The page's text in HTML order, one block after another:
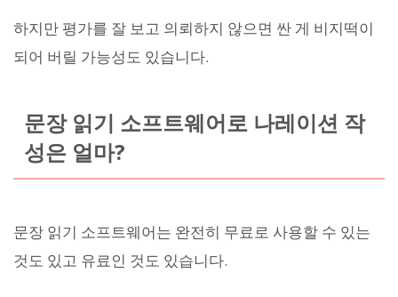
하지만 평가를 잘 보고 의뢰하지 않으면 싼 게 비지떡이
되어 버릴 가능성도 있습니다.
문장 읽기 소프트웨어로 나레이션 작
성은 얼마?
문장 읽기 소프트웨어는 완전히 무료로 사용할 수 있는
것도 있고 유료인 것도 있습니다.